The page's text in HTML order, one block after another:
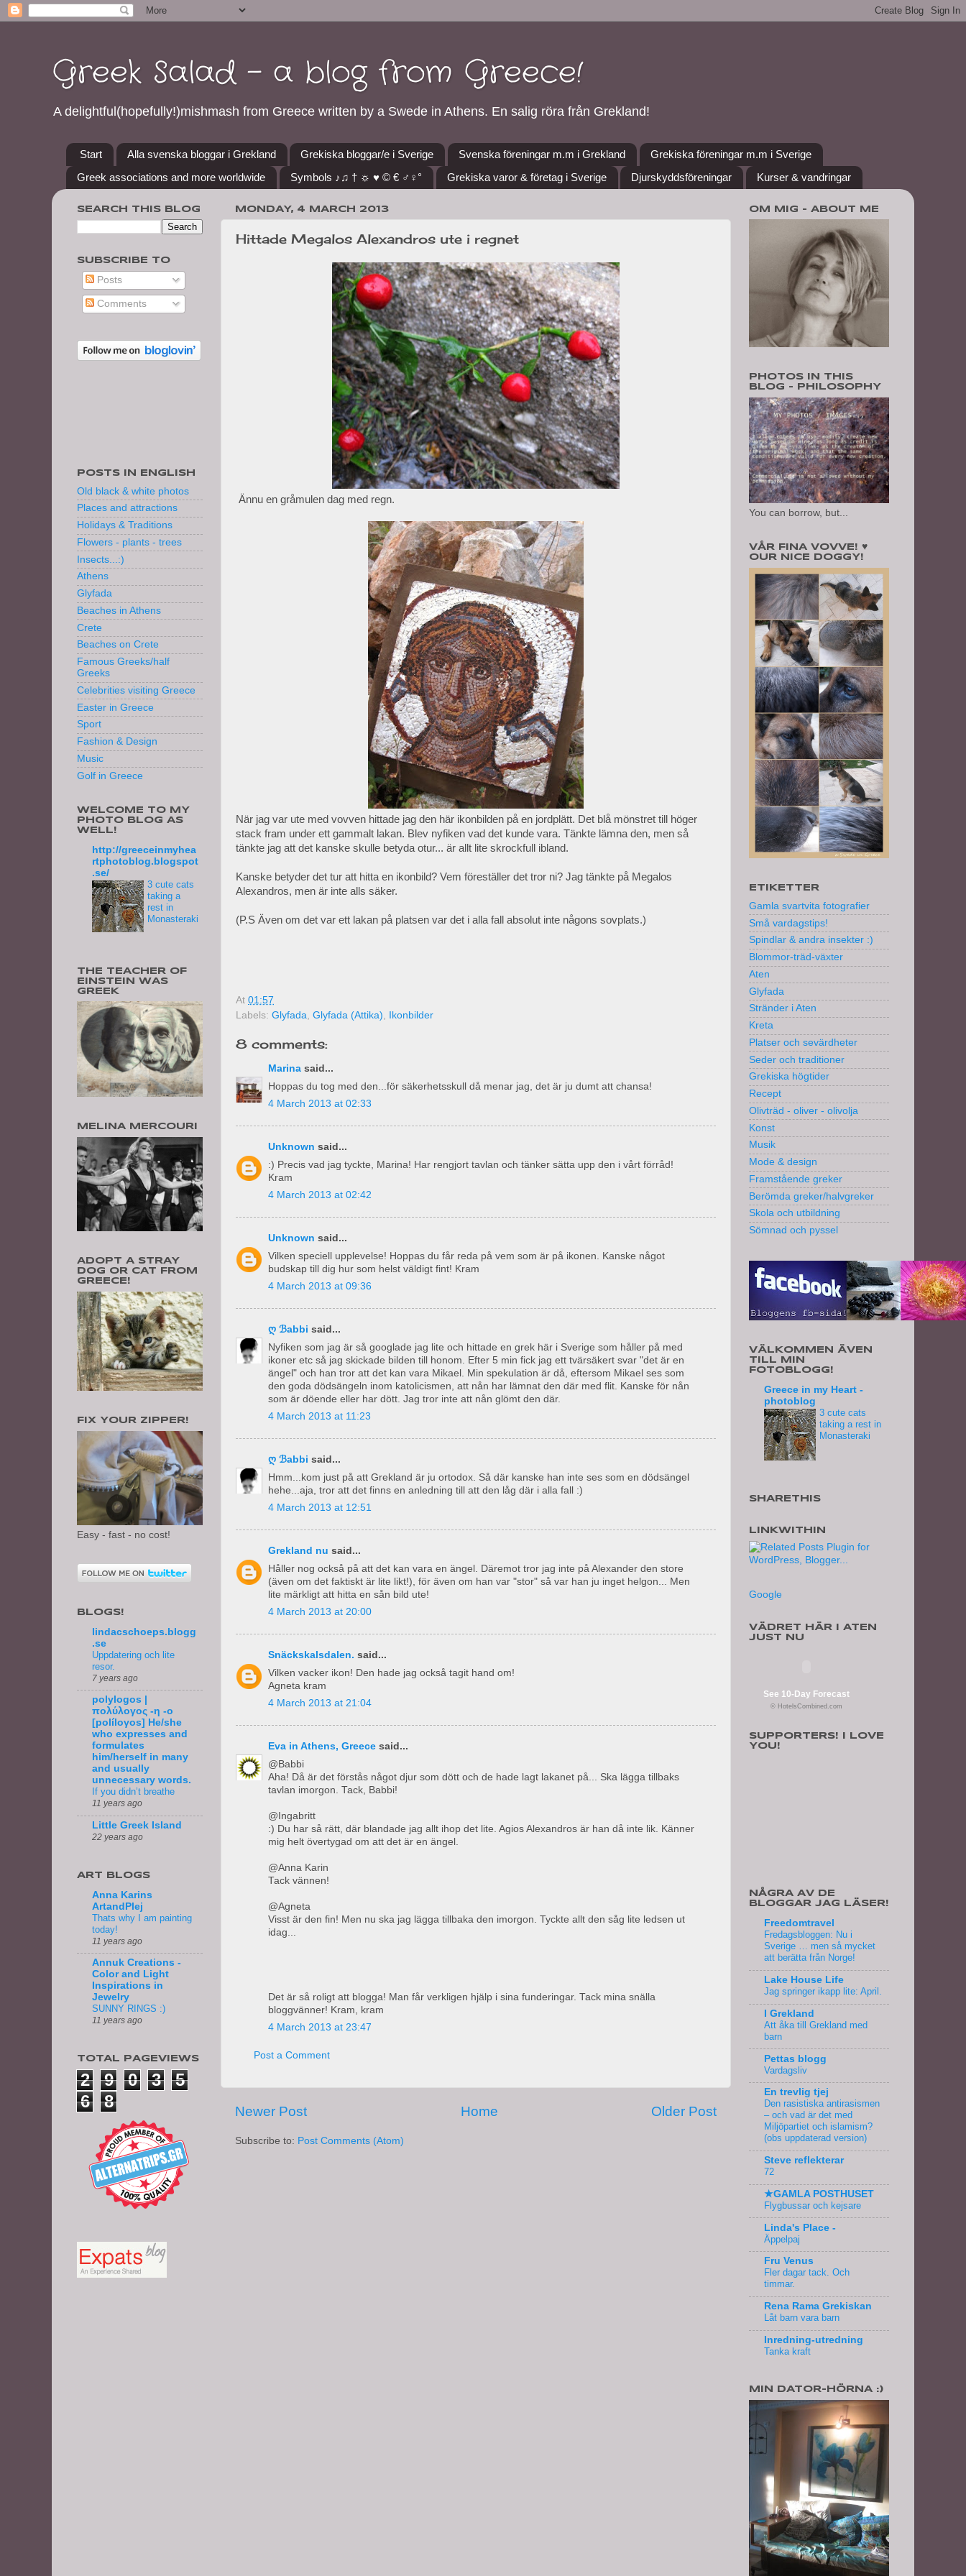
Greek Salad - a blog from Greece!
A delightful(hopefully!)mishmash from Greece written by a Swede in Athens. En salig röra från Grekland!
Start Alla svenska bloggar i Grekland Grekiska bloggar/e i Sverige Svenska föreningar m.m i Grekland
Grekiska föreningar m.m i Sverige
Greek associations and more worldwide
Symbols ♪♫ † ☼ ♥ © € ♂♀° Grekiska varor & företag i Sverige Djurskyddsföreningar Kurser & vandringar
MONDAY, 4 MARCH 2013
Hittade Megalos Alexandros ute i regnet
Ännu en gråmulen dag med regn.
När jag var ute med vovven hittade jag den här ikonbilden på en jordplätt. Det blå mönstret till höger
stack fram under ett gammalt lakan. Blev nyfiken vad det kunde vara. Tänkte lämna den, men så
tänkte jag att det kanske skulle betyda otur... är allt lite skrockfull ibland.
Kanske betyder det tur att hitta en ikonbild? Vem föreställer det tror ni? Jag tänkte på Megalos
Alexandros, men är inte alls säker.
(P.S Även om det var ett lakan på platsen var det i alla fall absolut inte någons sovplats.)
At 01:57
Labels: Glyfada, Glyfada (Attika), Ikonbilder
8 comments:
Marina said...
Hoppas du tog med den...för säkerhetsskull då menar jag, det är ju dumt att chansa!
4 March 2013 at 02:33
Unknown said...
:) Precis vad jag tyckte, Marina! Har rengjort tavlan och tänker sätta upp den i vårt förråd!
Kram
4 March 2013 at 02:42
Unknown said...
Vilken speciell upplevelse! Hoppas du får reda på vem som är på ikonen. Kanske något
budskap till dig hur som helst väldigt fint! Kram
4 March 2013 at 09:36
ღ ℬabbi said...
Nyfiken som jag är så googlade jag lite och hittade en grek här i Sverige som håller på med
ikoner etc så jag skickade bilden till honom. Efter 5 min fick jag ett tvärsäkert svar "det är en
ängel" och han tror att det kan vara Mikael. Min spekulation är då, eftersom Mikael ses som
den goda dödsängeln inom katolicismen, att nån har lämnat den där med flit. Kanske för nån
som är döende eller har dött. Jag tror inte att nån glömt den där.
4 March 2013 at 11:23
ღ ℬabbi said...
Hmm...kom just på att Grekland är ju ortodox. Så där kanske han inte ses som en dödsängel
hehe...aja, tror att det finns en anledning till att den låg där i alla fall :)
4 March 2013 at 12:51
Grekland nu said...
Håller nog också på att det kan vara en ängel. Däremot tror jag inte på Alexander den store
(även om det faktiskt är lite likt!), för även om han var "stor" så var han ju inget helgon... Men
lite märkligt att hitta en sån bild ute!
4 March 2013 at 20:00
Snäckskalsdalen. said...
Vilken vacker ikon! Den hade jag också tagit hand om!
Agneta kram
4 March 2013 at 21:04
Eva in Athens, Greece said...
@Babbi
Aha! Då är det förstås något djur som dött och de hade lagt lakanet på... Ska lägga tillbaks
tavlan imorgon. Tack, Babbi!
@Ingabritt
:) Du har så rätt, där blandade jag allt ihop det lite. Agios Alexandros är han då inte lik. Känner
mig helt övertygad om att det är en ängel.
@Anna Karin
Tack vännen!
@Agneta
Visst är den fin! Men nu ska jag lägga tillbaka den imorgon. Tyckte allt den såg lite ledsen ut
idag...
Det är så roligt att blogga! Man får verkligen hjälp i sina funderingar. Tack mina snälla
bloggvänner! Kram, kram
4 March 2013 at 23:47
Post a Comment
Newer Post Older Post
Home
Subscribe to: Post Comments (Atom)
SEARCH THIS BLOG
SUBSCRIBE TO
Posts
Comments
POSTS IN ENGLISH
Old black & white photos
Places and attractions
Holidays & Traditions
Flowers - plants - trees
Insects...:)
Athens
Glyfada
Beaches in Athens
Crete
Beaches on Crete
Famous Greeks/half
Greeks
Celebrities visiting Greece
Easter in Greece
Sport
Fashion & Design
Music
Golf in Greece
WELCOME TO MY
PHOTO BLOG AS
WELL!
http://greeceinmyhea
rtphotoblog.blogspot
.se/
3 cute cats
taking a
rest in
Monasteraki
THE TEACHER OF
EINSTEIN WAS
GREEK
MELINA MERCOURI
ADOPT A STRAY
DOG OR CAT FROM
GREECE!
FIX YOUR ZIPPER!
Easy - fast - no cost!
BLOGS!
lindacschoeps.blogg
.se
Uppdatering och lite
resor.
7 years ago
polylogos |
πολύλογος -η -ο
[políloγos] He/she
who expresses and
formulates
him/herself in many
and usually
unnecessary words.
If you didn’t breathe
11 years ago
Little Greek Island
22 years ago
ART BLOGS
Anna Karins
ArtandPlej
Thats why I am painting
today!
11 years ago
Annuk Creations -
Color and Light
Inspirations in
Jewelry
SUNNY RINGS :)
11 years ago
TOTAL PAGEVIEWS
2 9 0 3
5
6
8
OM MIG - ABOUT ME
PHOTOS IN THIS
BLOG - PHILOSOPHY
You can borrow, but...
VÅR FINA VOVVE! ♥
OUR NICE DOGGY!
ETIKETTER
Gamla svartvita fotografier
Små vardagstips!
Spindlar & andra insekter :)
Blommor-träd-växter
Aten
Glyfada
Stränder i Aten
Kreta
Platser och sevärdheter
Seder och traditioner
Grekiska högtider
Recept
Olivträd - oliver - olivolja
Konst
Musik
Mode & design
Framstående greker
Berömda greker/halvgreker
Skola och utbildning
Sömnad och pyssel
VÄLKOMMEN ÄVEN
TILL MIN
FOTOBLOGG!
Greece in my Heart -
photoblog
3 cute cats
taking a rest in
Monasteraki
SHARETHIS
LINKWITHIN
Google
VÄDRET HÄR I ATEN
JUST NU
See 10-Day Forecast
© HotelsCombined.com
SUPPORTERS! I LOVE
YOU!
NÅGRA AV DE
BLOGGAR JAG LÄSER!
Freedomtravel
Fredagsbloggen: Nu i
Sverige … men så mycket
att berätta från Norge!
Lake House Life
Jag springer ikapp lite: April.
I Grekland
Att åka till Grekland med
barn
Pettas blogg
Vardagsliv
En trevlig tjej
Den rasistiska antirasismen
– och vad är det med
Miljöpartiet och islamism?
(obs uppdaterad version)
Steve reflekterar
72
★GAMLA POSTHUSET
Flygbussar och kejsare
Linda's Place -
Äppelpaj
Fru Venus
Fler dagar tack. Och
timmar.
Rena Rama Grekiskan
Låt barn vara barn
Inredning-utredning
Tanka kraft
MIN DATOR-HÖRNA :)